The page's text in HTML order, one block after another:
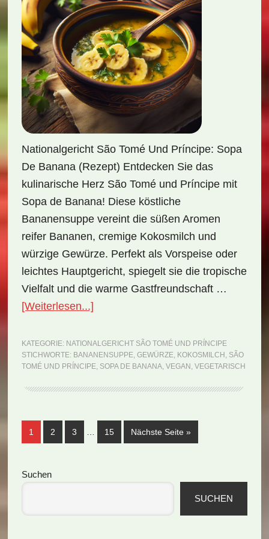
Nationalgericht São Tomé Und Príncipe: Sopa
De Banana (Rezept) Entdecken Sie das
kulinarische Herz São Tomé und Príncipe mit
Sopa de Banana! Diese köstliche
Bananensuppe vereint die süßen Aromen
reifer Bananen, cremige Kokosmilch und
würzige Gewürze. Perfekt als Vorspeise oder
leichtes Hauptgericht, spiegelt sie die tropische
Vielfalt und die warme Gastfreundschaft …
[Weiterlesen...]ÜberNationalgericht
Tomé
und
Sopa
Banana
(Rezept)
KATEGORIE: NATIONALGERICHT SÃO TOMÉ UND PRÍNCIPE
STICHWORTE: BANANENSUPPE, GEWÜRZE, KOKOSMILCH , SÃO
TOMÉ UND PRÍNCIPE, SOPA DE BANANA, VEGAN , VEGETARISCH
Seite
1 Seite
2 Seite
3 Seite
15 Nächste Seite aufrufen
»
Seitenspalte
Suchen
SUCHEN